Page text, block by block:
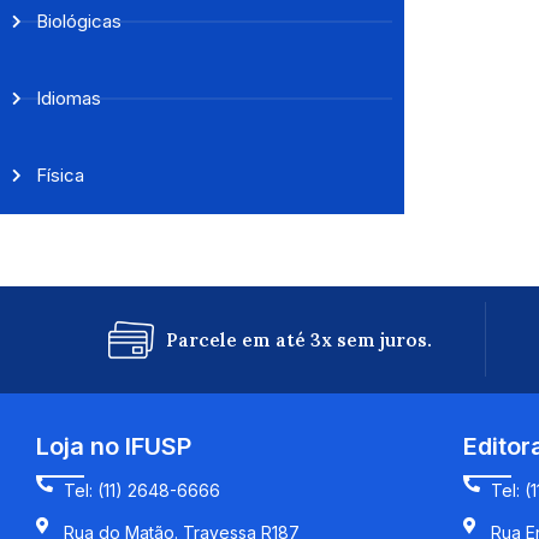
Biológicas
Idiomas
Física
Parcele em até 3x sem juros.
Loja no IFUSP
Tel: (11) 2648-6666
Rua do Matão. Travessa R187
Tel:
Rua